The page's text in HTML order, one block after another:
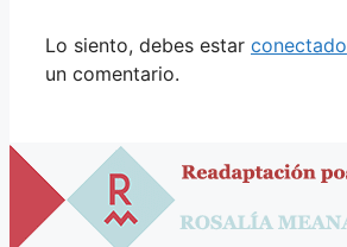
Lo siento, debes estar conectado
un comentario.